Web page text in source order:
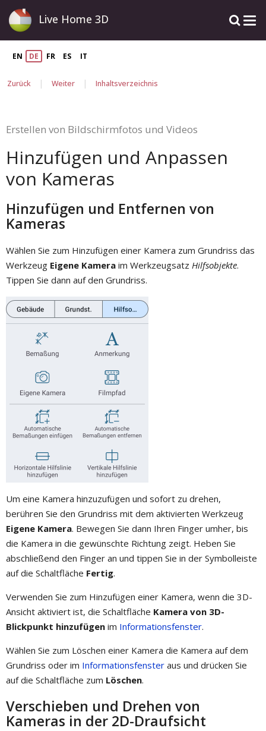
Live Home 3D
EN DE FR ES IT
Zurück | Weiter | Inhaltsverzeichnis
Erstellen von Bildschirmfotos und Videos
Hinzufügen und Anpassen
von Kameras
Hinzufügen und Entfernen von
Kameras
Wählen Sie zum Hinzufügen einer Kamera zum Grundriss das
Werkzeug Eigene Kamera im Werkzeugsatz Hilfsobjekte.
Tippen Sie dann auf den Grundriss.
Um eine Kamera hinzuzufügen und sofort zu drehen,
berühren Sie den Grundriss mit dem aktivierten Werkzeug
Eigene Kamera. Bewegen Sie dann Ihren Finger umher, bis
die Kamera in die gewünschte Richtung zeigt. Heben Sie
abschließend den Finger an und tippen Sie in der Symbolleiste
auf die Schaltfläche Fertig.
Verwenden Sie zum Hinzufügen einer Kamera, wenn die 3D-
Ansicht aktiviert ist, die Schaltfläche Kamera von 3D-
Blickpunkt hinzufügen im Informationsfenster.
Wählen Sie zum Löschen einer Kamera die Kamera auf dem
Grundriss oder im Informationsfenster aus und drücken Sie
auf die Schaltfläche zum Löschen.
Verschieben und Drehen von
Kameras in der 2D-Draufsicht